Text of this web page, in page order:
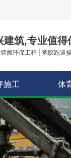
筑,专业值得
面环保工程 | 塑胶跑道
施工 体